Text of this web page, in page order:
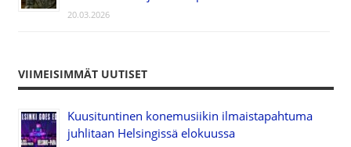
20.03.2026
VIIMEISIMMÄT UUTISET
Kuusituntinen konemusiikin ilmaistapahtuma
juhlitaan Helsingissä elokuussa